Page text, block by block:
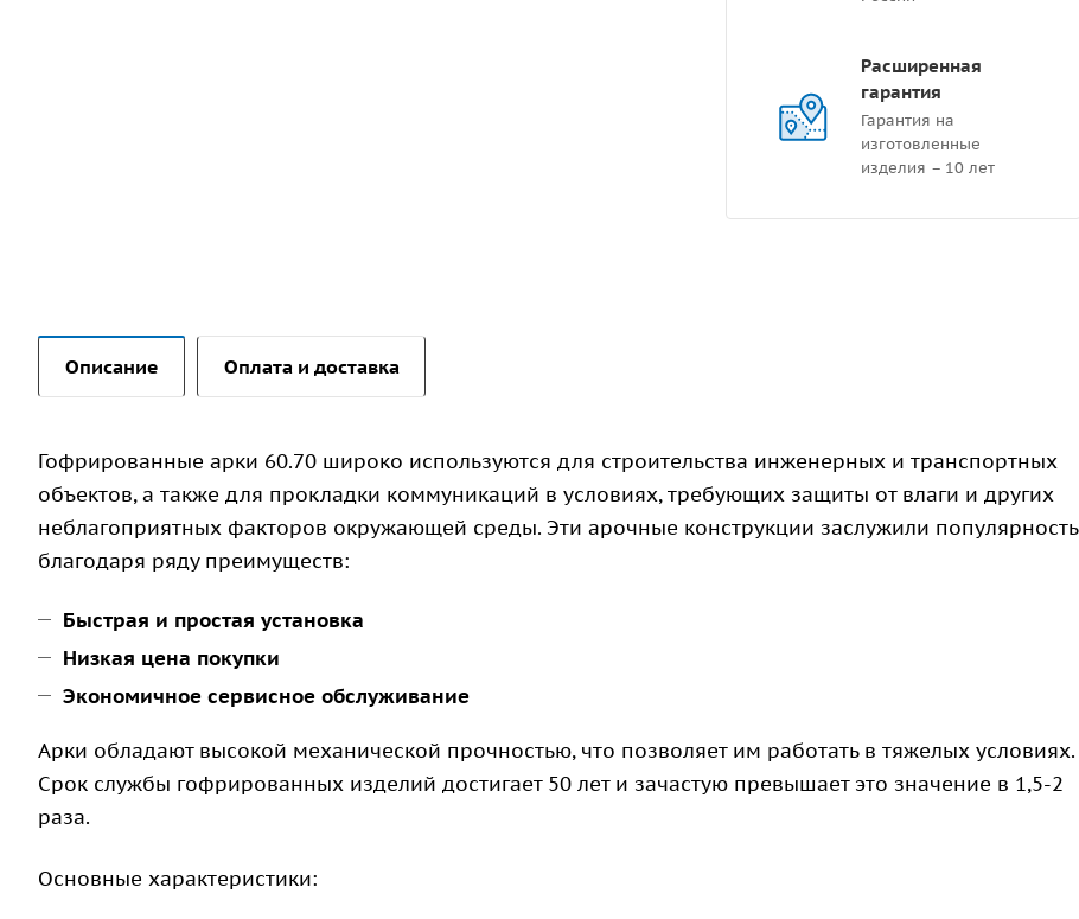
Расширенная
гарантия
Гарантия на
изготовленные
изделия – 10 лет
Описание Оплата и доставка
Гофрированные арки 60.70 широко используются для строительства инженерных и транспортных
объектов, а также для прокладки коммуникаций в условиях, требующих защиты от влаги и других
неблагоприятных факторов окружающей среды. Эти арочные конструкции заслужили популярность
благодаря ряду преимуществ:
Быстрая и простая установка
Низкая цена покупки
Экономичное сервисное обслуживание
Арки обладают высокой механической прочностью, что позволяет им работать в тяжелых условиях.
Срок службы гофрированных изделий достигает 50 лет и зачастую превышает это значение в 1,5-2
раза.
Основные характеристики: